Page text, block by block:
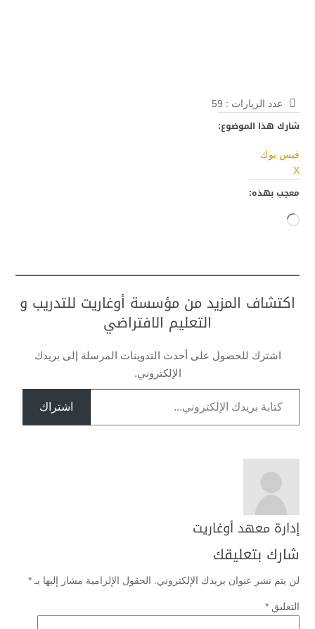
عدد الزيارات : 59
شارك هذا الموضوع:
فيس بوك
X
معجب بهذه:
جاري
اكتشاف المزيد من مؤسسة أوغاريت للتدريب و
التعليم الافتراضي
اشترك للحصول على أحدث التدوينات المرسلة إلى بريدك
الإلكتروني.
كتابة بريدك الإلكتروني...
اشتراك
إدارة معهد أوغاريت
شارك بتعليقك
لن يتم نشر عنوان بريدك الإلكتروني. الحقول الإلزامية مشار إليها بـ *
التعليق *